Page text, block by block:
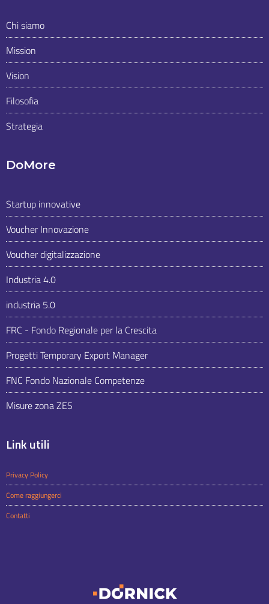
Chi siamo
Mission
Vision
Filosofia
Strategia
DoMore
Startup innovative
Voucher Innovazione
Voucher digitalizzazione
Industria 4.0
industria 5.0
FRC - Fondo Regionale per la Crescita
Progetti Temporary Export Manager
FNC Fondo Nazionale Competenze
Misure zona ZES
Link utili
Privacy Policy
Come raggiungerci
Contatti